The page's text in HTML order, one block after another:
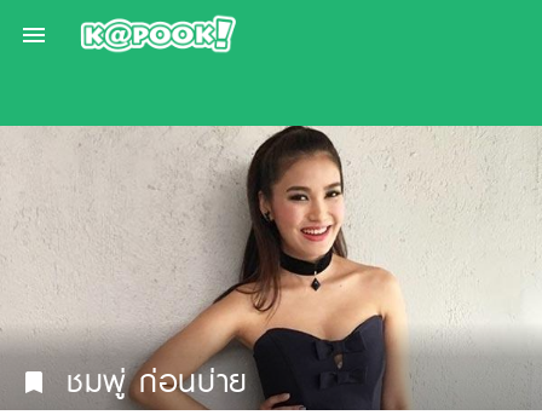

bookmark ชมพู่ ก่อนบ่าย